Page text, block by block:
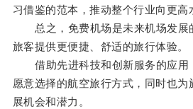
习借鉴的范本，推动整个行业向更高
总之，免费机场是未来机场发展
旅客提供更便捷、舒适的旅行体验。
借助先进科技和创新服务的应用
愿意选择的航空旅行方式，同时也
展机会和潜力。